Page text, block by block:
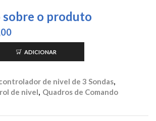
sobre o produto
O
preço
atual
é:
ADICIONAR
de nivel de 3 Sondas,
de nivel, Quadros de Comando